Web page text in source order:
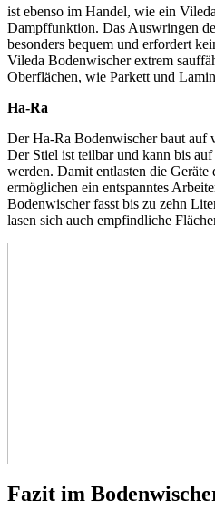
ist ebenso im Handel, wie ein
Dampffunktion. Das Auswringen
besonders bequem und erfordert
Vileda Bodenwischer extrem
Oberflächen, wie Parkett und
Ha-Ra
Der Ha-Ra Bodenwischer baut auf
Der Stiel ist teilbar und kann bis
werden. Damit entlasten die Geräte
ermöglichen ein entspanntes
Bodenwischer fasst bis zu zehn
lasen sich auch empfindliche
Fazit im